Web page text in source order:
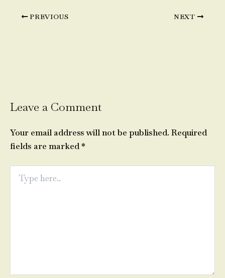
PREVIOUS NEXT
Leave a Comment
Your email address will not be published. Required
fields are marked*
here..